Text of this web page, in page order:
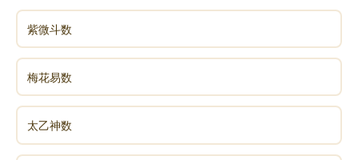
紫微斗数
梅花易数
太乙神数